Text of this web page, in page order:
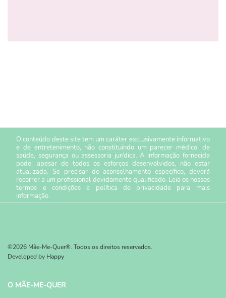
O conteúdo deste site tem um caráter exclusivamente informativo
e de entretenimento, não constituindo um parecer médico, de
saúde, segurança ou assessoria jurídica. A informação fornecida
pode, apesar de todos os esforços desenvolvidos, não estar
atualizada. Se precisar de aconselhamento específico, deverá
recorrer a um profissional devidamente qualificado. Leia os nossos
termos e condiçõese política de privacidade para mais
informação.
©2026 Mãe-Me-Quer®. Todos os direitos reservados.
Developed by Happy
O MÃE-ME-QUER